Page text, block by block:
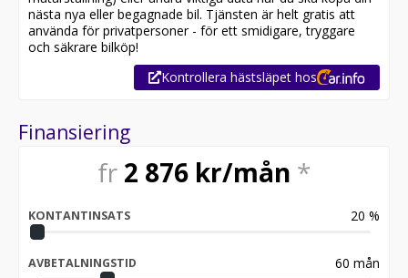
nästa nya eller begagnade bil. Tjänsten är helt gratis att
använda för privatpersoner - för ett smidigare, tryggare
och säkrare bilköp!
Kontrollera hästsläpet hos
Finansiering
fr 2 876 kr/mån *
KONTANTINSATS 20 %
AVBETALNINGSTID 60 mån